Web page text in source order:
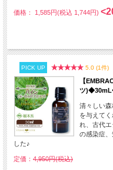
価格： 1,585円(税込 1,744円)
PICK UP 5.0 (1件)
【
ツ
清々しい
を与えて
れ、古代
の感染症
した♪
定価： 4,950円(税込)